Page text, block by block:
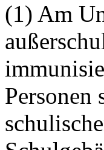
(1) Am
Personen